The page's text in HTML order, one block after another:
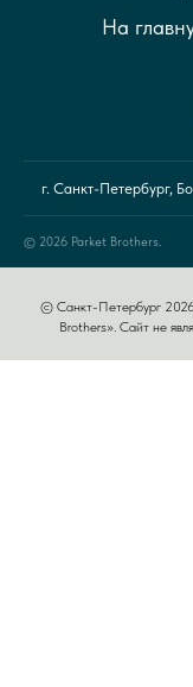
На
г. Санкт-Петербург,
© 2026 Parket Brothers.
© Санкт-Петербург 2026
Brothers». Сайт не